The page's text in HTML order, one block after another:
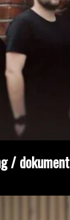
/ dokument